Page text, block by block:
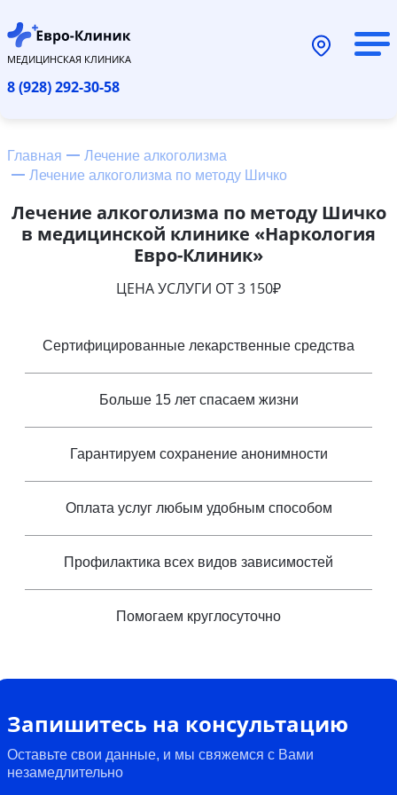
МЕДИЦИНСКАЯ КЛИНИКА
8 (928) 292-30-58
Главная
Лечение алкоголизма
Лечение алкоголизма по методу Шичко
Лечение алкоголизма по методу Шичко
в медицинской клинике «Наркология
Евро-Клиник»
ЦЕНА УСЛУГИ ОТ 3 150₽
Сертифицированные лекарственные средства
Больше 15 лет спасаем жизни
Гарантируем сохранение анонимности
Оплата услуг любым удобным способом
Профилактика всех видов зависимостей
Помогаем круглосуточно
Запишитесь на консультацию
Оставьте свои данные, и мы свяжемся с Вами
незамедлительно